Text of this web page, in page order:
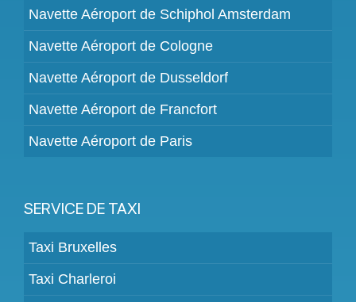
Navette Aéroport de Schiphol Amsterdam
Navette Aéroport de Cologne
Navette Aéroport de Dusseldorf
Navette Aéroport de Francfort
Navette Aéroport de Paris
SERVICE DE TAXI
Taxi Bruxelles
Taxi Charleroi